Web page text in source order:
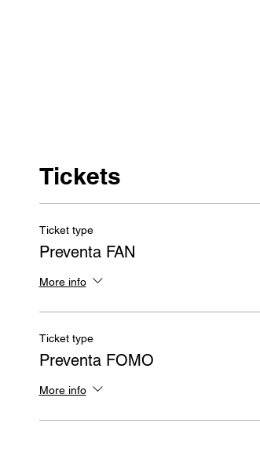
Tickets
Ticket type
Preventa FAN
More info
Ticket type
Preventa FOMO
More info